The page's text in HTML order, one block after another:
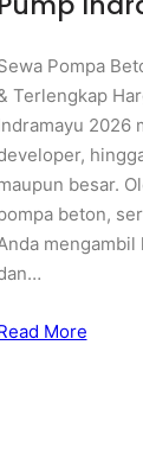
Pompa
Terlengkap
2026
besar.
beton,
More